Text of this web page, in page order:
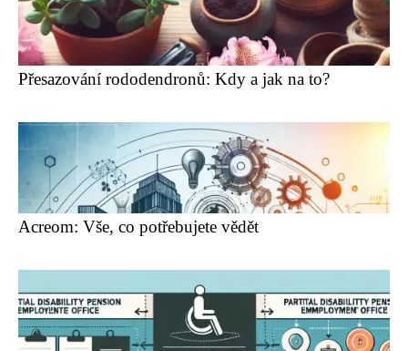
Přesazování rododendronů: Kdy a jak na to?
Acreom: Vše, co potřebujete vědět